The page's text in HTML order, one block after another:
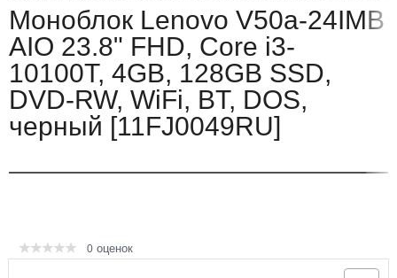
Моноблок Lenovo V50a-24IMB
AIO 23.8" FHD, Core i3-
10100T, 4GB, 128GB SSD,
DVD-RW, WiFi, BT, DOS,
черный [11FJ0049RU]
0 оценок
Каталог продукции
Ноутбуки и ультрабуки
Компьютеры
Контакты
Контактная информация